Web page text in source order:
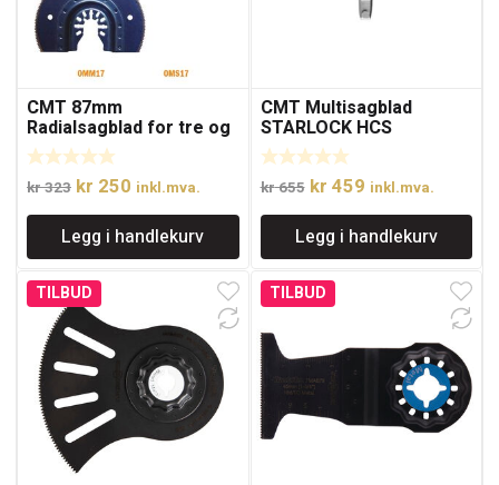
CMT 87mm
Radialsagblad for tre og
metall
kr323 Opprinnelig
pris
var:
kr 323.
kr 250 Nåværende
pris
er:
kr 250.
inkl.mva.
Legg i handlekurv
CMT Multisagblad
STARLOCK HCS
Fugekniv 4 mm for
nating av båtdekk etc.
kr655 Opprinnelig
pris
var:
kr 655.
kr 459Nåværende
pris
er:
kr 459.
inkl.mva.
Legg i handlekurv
TILBUD TILBUD